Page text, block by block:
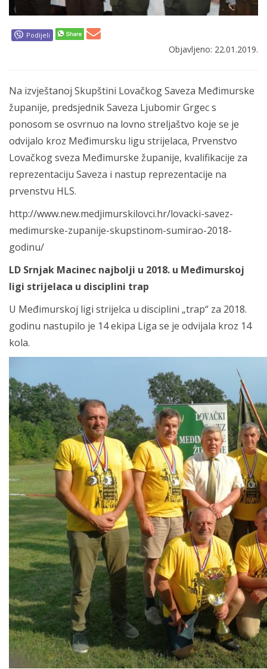
Podijeli
Objavljeno: 22.01.2019.
Na izvještanoj Skupštini Lovačkog Saveza Međimurske
županije, predsjednik Saveza Ljubomir Grgec s
ponosom se osvrnuo na lovno streljaštvo koje se je
odvijalo kroz Međimursku ligu strijelaca, Prvenstvo
Lovačkog sveza Međimurske županije, kvalifikacije za
reprezentaciju Saveza i nastup reprezentacije na
prvenstvu HLS.
http://www.new.medjimurskilovci.hr/lovacki-savez-
medimurske-zupanije-skupstinom-sumirao-2018-
godinu/
LD Srnjak Macinec najbolji u 2018. u Međimurskoj
ligi strijelaca u disciplini trap
U Međimurskoj ligi strijelca u disciplini „trap“ za 2018.
godinu nastupilo je 14 ekipa Liga se je odvijala kroz 14
kola.